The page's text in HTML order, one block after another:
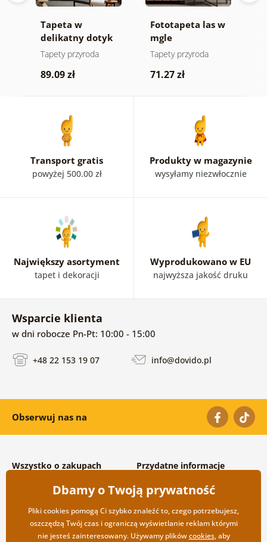
Tapeta w
delikatny dotyk
natury
Tapety przyroda
89.09 zł
Fototapeta las w
mgle
Tapety przyroda
71.27 zł
Transport gratis
powyżej 500.00 zł
Produkty w magazynie
wysyłamy niezwłocznie
Największy asortyment
tapet i dekoracji
Wyprodukowano w EU
najwyższa jakość druku
Wsparcie klienta
w dni robocze Pn-Pt: 10:00 - 15:00
+48 22 153 19 07 info@dovido.pl
Obserwuj nas na
Wszystko o zakupach
Warunki handlowe i
reklamacyjne
Prywatność
Opcje wysyłki i płatności
Zwrot towarów
Przydatne informacje
Często zadawane pytania
Kontakt
Współpraca hurtowa
Dbamy o Twoją prywatność
Pliki cookies pomogą Ci szybko znaleźć to, czego potrzebujesz,
oszczędzą Twój czas i ograniczą wyświetlanie reklam którymi
nie jesteś zainteresowany. Używamy plikówcookies, aby